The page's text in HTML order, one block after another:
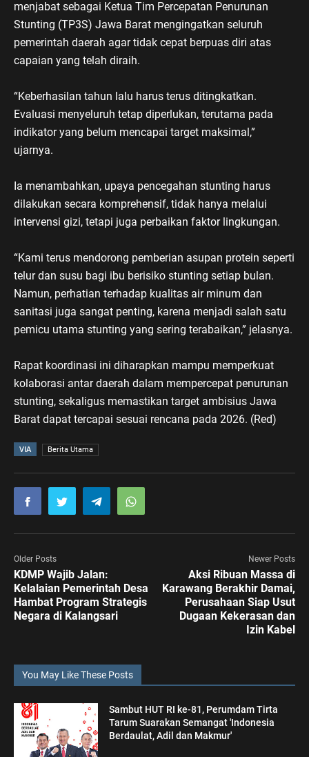
menjabat sebagai Ketua Tim Percepatan Penurunan
Stunting (TP3S) Jawa Barat mengingatkan seluruh
pemerintah daerah agar tidak cepat berpuas diri atas
capaian yang telah diraih.
“Keberhasilan tahun lalu harus terus ditingkatkan.
Evaluasi menyeluruh tetap diperlukan, terutama pada
indikator yang belum mencapai target maksimal,”
ujarnya.
Ia menambahkan, upaya pencegahan stunting harus
dilakukan secara komprehensif, tidak hanya melalui
intervensi gizi, tetapi juga perbaikan faktor lingkungan.
“Kami terus mendorong pemberian asupan protein seperti
telur dan susu bagi ibu berisiko stunting setiap bulan.
Namun, perhatian terhadap kualitas air minum dan
sanitasi juga sangat penting, karena menjadi salah satu
pemicu utama stunting yang sering terabaikan,” jelasnya.
Rapat koordinasi ini diharapkan mampu memperkuat
kolaborasi antar daerah dalam mempercepat penurunan
stunting, sekaligus memastikan target ambisius Jawa
Barat dapat tercapai sesuai rencana pada 2026. (Red)
VIA Berita Utama
Older Posts
KDMP Wajib Jalan:
Kelalaian Pemerintah Desa
Hambat Program Strategis
Negara di Kalangsari
Newer Posts
Aksi Ribuan Massa di
Karawang Berakhir Damai,
Perusahaan Siap Usut
Dugaan Kekerasan dan
Izin Kabel
You May Like These Posts
Sambut HUT RI ke-81, Perumdam Tirta
Tarum Suarakan Semangat 'Indonesia
Berdaulat, Adil dan Makmur'